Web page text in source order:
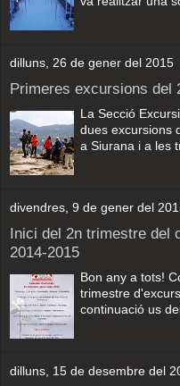
dilluns, 26 de gener del 2015
Primeres excursions del
La Secció
dues excursions
a Siurana i a les
divendres, 9 de gener del
Inici del 2n trimestre del
2014-2015
Bon any a tots!
trimestre
continuació us
dilluns, 15 de desembre del